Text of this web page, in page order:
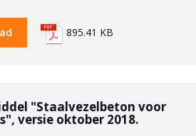
895.41 KB
"Staalvezelbeton voor
versie oktober 2018.